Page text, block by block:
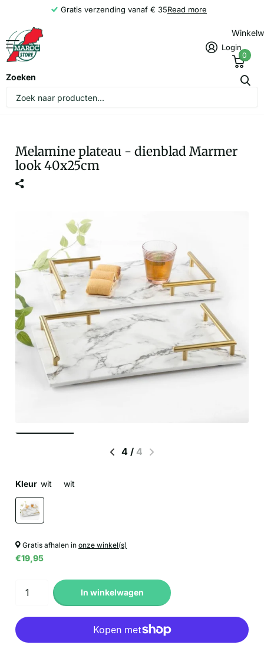
Gratis verzending vanaf € 35Read more
Zoeken
Login
0
Melamine plateau - dienblad Marmer
look 40x25cm
4 / 4
Kleur wit wit
Gratis afhalen in onze winkel(s)
€19,95
In winkelwagen